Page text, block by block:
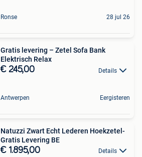
Ronse 28 jul 26
Gratis levering – Zetel Sofa Bank
Elektrisch Relax
€ 245,00 Details
Antwerpen Eergisteren
Natuzzi Zwart Echt Lederen Hoekzetel-
Gratis Levering BE
€ 1.895,00 Details